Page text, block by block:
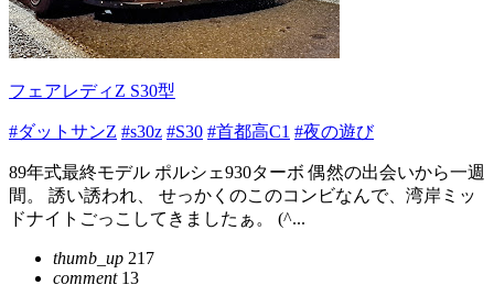
フェアレディZ S30型
#ダットサンZ #s30z #S30 #首都高C1 #夜の遊び
89年式最終モデル ポルシェ930ターボ 偶然の出会いから一週
間。 誘い誘われ、 せっかくのこのコンビなんで、湾岸ミッ
ドナイトごっこしてきましたぁ。 (^...
thumb_up 217
comment13